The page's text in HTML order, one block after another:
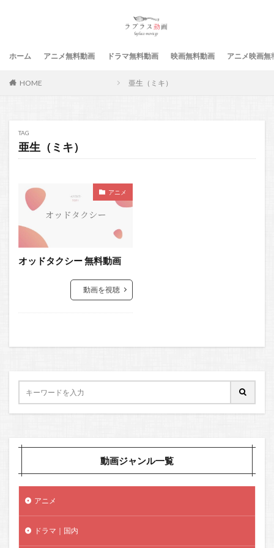
ホーム アニメ無料動画 ドラマ無料動画 映画無料動画 アニメ映画無
HOME 亜生（ミキ）
TAG
亜生（ミキ）
アニメ
オッドタクシー 無料動画
動画を視聴
動画ジャンル一覧
アニメ
ドラマ｜国内